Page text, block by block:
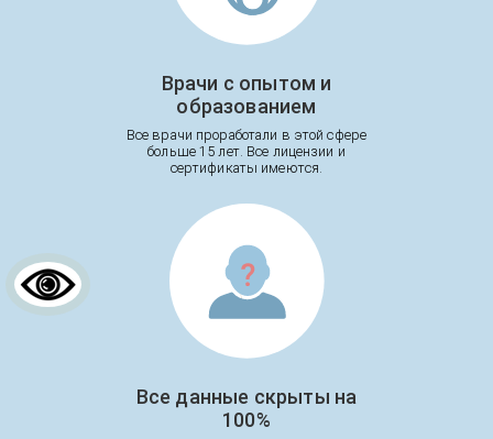
Врачи с опытом и
образованием
Все врачи проработали в этой сфере
больше 15 лет. Все лицензии и
сертификаты имеются.
Все данные скрыты на
100%